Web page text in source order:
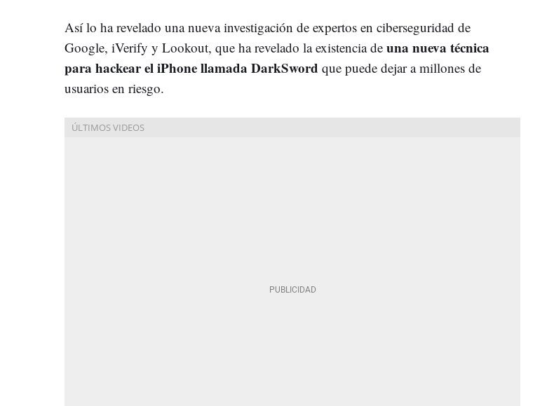
Así lo ha revelado una nueva investigación de expertos en ciberseguridad de
Google, iVerify y Lookout, que ha revelado la existencia de una nueva técnica
para hackear el iPhone llamada DarkSword que puede dejar a millones de
usuarios en riesgo.